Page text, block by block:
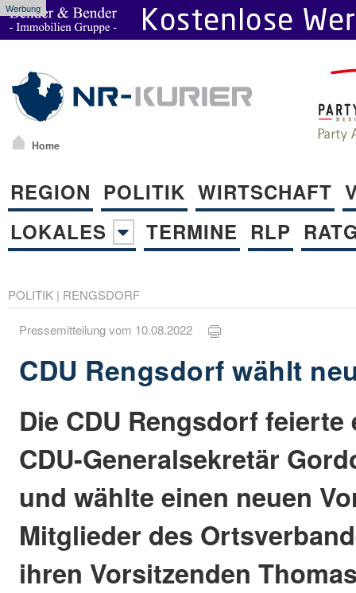
Werbung
Home
REGION POLITIK WIRTSCHAFT
LOKALES
TERMINE RLP
POLITIK | RENGSDORF
Pressemitteilung vom 10.08.2022
CDU Rengsdorf wählt
Die CDU Rengsdorf
CDU-Generalsekretär
und wählte einen neuen
Mitglieder des
ihren Vorsitzenden